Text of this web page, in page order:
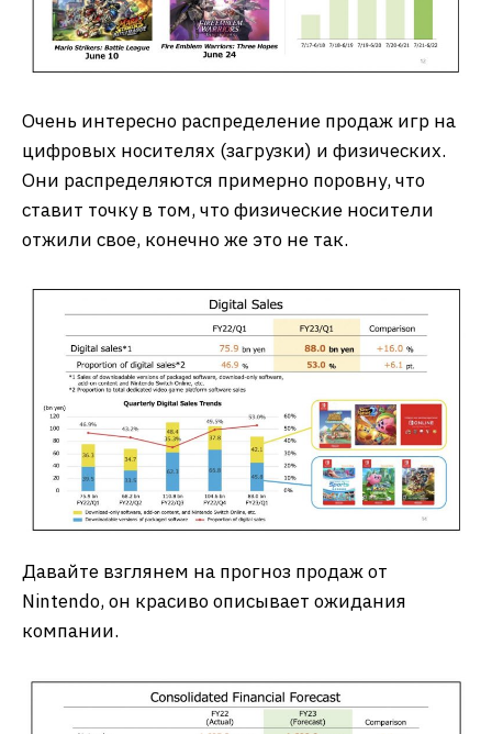
Очень интересно распределение продаж игр на
цифровых носителях (загрузки) и физических.
Они распределяются примерно поровну, что
ставит точку в том, что физические носители
отжили свое, конечно же это не так.
Давайте взглянем на прогноз продаж от
Nintendo, он красиво описывает ожидания
компании.